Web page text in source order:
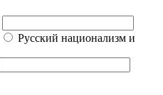
Русский национализм и